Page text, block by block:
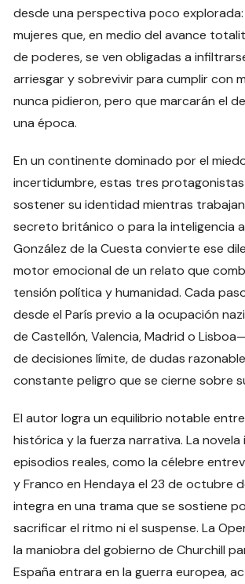
desde una perspectiva poco
mujeres que, en medio del avance
de poderes, se ven obligadas a
arriesgar y sobrevivir para cumplir con
nunca pidieron, pero que marcarán el
una época.
En un continente dominado por el
incertidumbre, estas tres
sostener su identidad mientras
secreto británico o para la inteligencia
González de la Cuesta convierte ese
motor emocional de un relato que
tensión política y humanidad. Cada
desde el París previo a la ocupación
de Castellón, Valencia, Madrid o
de decisiones límite, de dudas
constante peligro que se cierne sobre
El autor logra un equilibrio notable
histórica y la fuerza narrativa. La
episodios reales, como la célebre
y Franco en Hendaya el 23 de octubre
integra en una trama que se sostiene
sacrificar el ritmo ni el suspense. La
la maniobra del gobierno de Churchill
España entrara en la guerra europea,